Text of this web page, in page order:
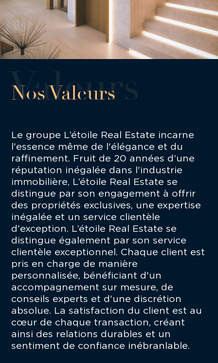
Nos Valeurs
Le groupe L’étoile Real Estate incarne
l'essence même de l'élégance et du
raffinement. Fruit de 20 années d’une
réputation inégalée dans l'industrie
immobilière, L’étoile Real Estate se
distingue par son engagement à offrir
des propriétés exclusives, une expertise
inégalée et un service clientèle
d'exception. L’étoile Real Estate se
distingue également par son service
clientèle exceptionnel. Chaque client est
pris en charge de manière
personnalisée, bénéficiant d'un
accompagnement sur mesure, de
conseils experts et d'une discrétion
absolue. La satisfaction du client est au
cœur de chaque transaction, créant
ainsi des relations durables et un
sentiment de confiance inébranlable.